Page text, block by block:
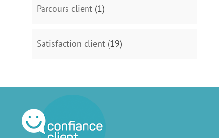
Parcours client(1)
Satisfaction client(19)